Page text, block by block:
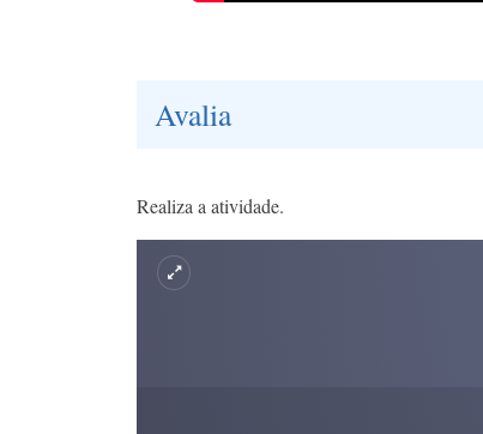
Avalia
Realiza a atividade.